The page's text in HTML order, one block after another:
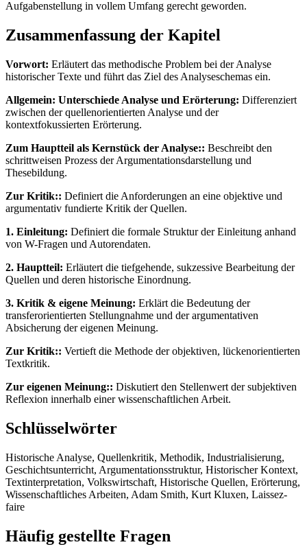
Aufgabenstellung in vollem Umfang gerecht geworden.
Zusammenfassung der Kapitel
Vorwort: Erläutert das methodische Problem bei der Analyse
historischer Texte und führt das Ziel des Analyseschemas ein.
Allgemein: Unterschiede Analyse und Erörterung: Differenziert
zwischen der quellenorientierten Analyse und der
kontextfokussierten Erörterung.
Zum Hauptteil als Kernstück der Analyse:: Beschreibt den
schrittweisen Prozess der Argumentationsdarstellung und
Thesebildung.
Zur Kritik:: Definiert die Anforderungen an eine objektive und
argumentativ fundierte Kritik der Quellen.
1. Einleitung: Definiert die formale Struktur der Einleitung anhand
von W-Fragen und Autorendaten.
2. Hauptteil: Erläutert die tiefgehende, sukzessive Bearbeitung der
Quellen und deren historische Einordnung.
3. Kritik & eigene Meinung: Erklärt die Bedeutung der
transferorientierten Stellungnahme und der argumentativen
Absicherung der eigenen Meinung.
Zur Kritik:: Vertieft die Methode der objektiven, lückenorientierten
Textkritik.
Zur eigenen Meinung:: Diskutiert den Stellenwert der subjektiven
Reflexion innerhalb einer wissenschaftlichen Arbeit.
Schlüsselwörter
Historische Analyse, Quellenkritik, Methodik, Industrialisierung,
Geschichtsunterricht, Argumentationsstruktur, Historischer Kontext,
Textinterpretation, Volkswirtschaft, Historische Quellen, Erörterung,
Wissenschaftliches Arbeiten, Adam Smith, Kurt Kluxen, Laissez-
faire
Häufig gestellte Fragen